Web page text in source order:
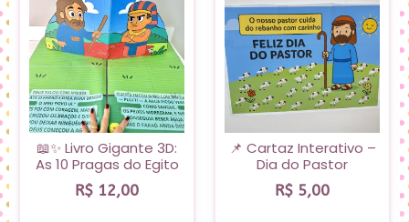
📖✨ Livro Gigante 3D:
As 10 Pragas do Egito
R$ 12,00
📌 Cartaz Interativo –
Dia do Pastor
R$ 5,00